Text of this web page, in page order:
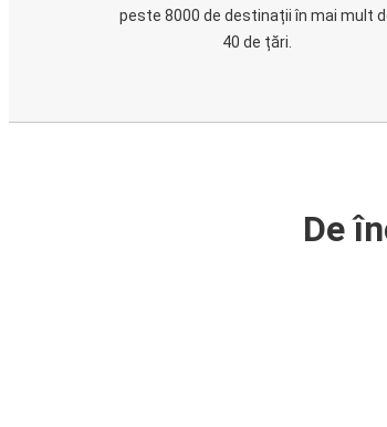
peste 8000 de destinații în mai mult
40 de țări.
De